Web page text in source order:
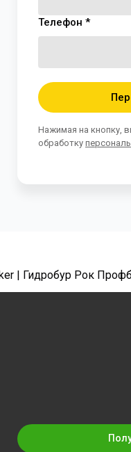
Телефон *
Нажимая на кнопку,
обработку
| Гидробур Рок